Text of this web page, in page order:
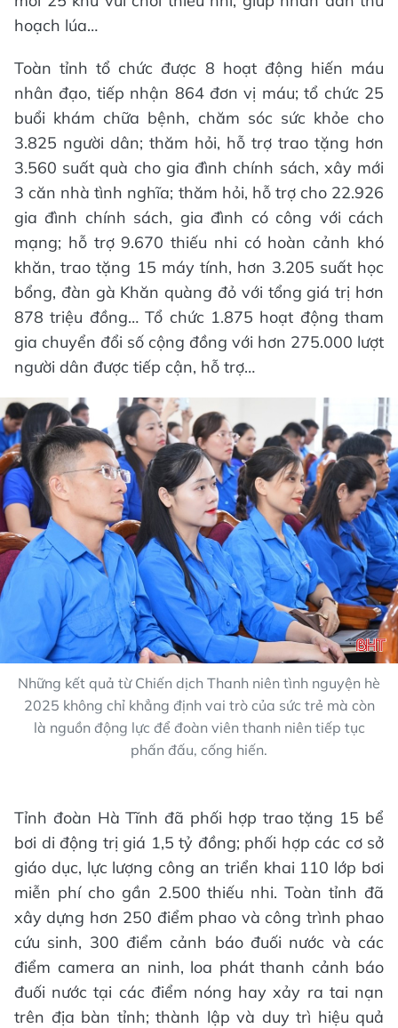
hoạch lúa…
Toàn tỉnh tổ chức được 8 hoạt động hiến máu
nhân đạo, tiếp nhận 864 đơn vị máu; tổ chức 25
buổi khám chữa bệnh, chăm sóc sức khỏe cho
3.825 người dân; thăm hỏi, hỗ trợ trao tặng hơn
3.560 suất quà cho gia đình chính sách, xây mới
3 căn nhà tình nghĩa; thăm hỏi, hỗ trợ cho 22.926
gia đình chính sách, gia đình có công với cách
mạng; hỗ trợ 9.670 thiếu nhi có hoàn cảnh khó
khăn, trao tặng 15 máy tính, hơn 3.205 suất học
bổng, đàn gà Khăn quàng đỏ với tổng giá trị hơn
878 triệu đồng… Tổ chức 1.875 hoạt động tham
gia chuyển đổi số cộng đồng với hơn 275.000 lượt
người dân được tiếp cận, hỗ trợ…
Những kết quả từ Chiến dịch Thanh niên tình nguyện hè
2025 không chỉ khẳng định vai trò của sức trẻ mà còn
là nguồn động lực để đoàn viên thanh niên tiếp tục
phấn đấu, cống hiến.
Tỉnh đoàn Hà Tĩnh đã phối hợp trao tặng 15 bể
bơi di động trị giá 1,5 tỷ đồng; phối hợp các cơ sở
giáo dục, lực lượng công an triển khai 110 lớp bơi
miễn phí cho gần 2.500 thiếu nhi. Toàn tỉnh đã
xây dựng hơn 250 điểm phao và công trình phao
cứu sinh, 300 điểm cảnh báo đuối nước và các
điểm camera an ninh, loa phát thanh cảnh báo
đuối nước tại các điểm nóng hay xảy ra tai nạn
trên địa bàn tỉnh; thành lập và duy trì hiệu quả